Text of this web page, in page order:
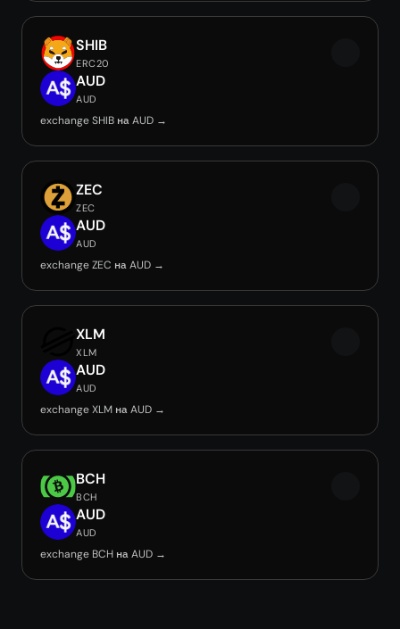
SHIB
ERC20
AUD
AUD
exchange SHIB на AUD →
ZEC
ZEC
AUD
AUD
exchange ZEC на AUD →
XLM
XLM
AUD
AUD
exchange XLM на AUD →
BCH
BCH
AUD
AUD
exchange BCH на AUD →